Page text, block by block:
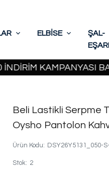
ELBİSE
ŞAL-
KAMPANYASI
Beli Lastikli Serpme
Oysho Pantolon
Ürün Kodu: DSY26Y5131_050-
Stok: 2